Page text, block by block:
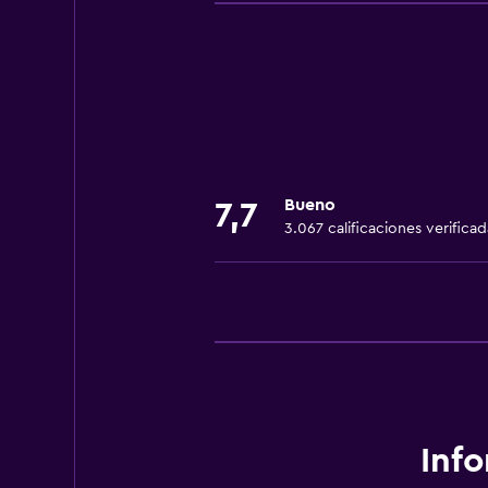
Unidad ubicada en la planta baja
Mascotas permitidas bajo
7,7 Bueno
3.067 calificaciones